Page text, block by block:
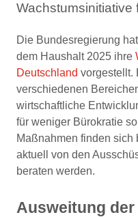
Wachstumsinitiative
Die Bundesregierung
dem Haushalt 2025 ihre
Deutschland vorgestellt.
verschiedenen
wirtschaftliche
für weniger Bürokratie
Maßnahmen finden sich
aktuell von den
beraten werden.
Ausweitung der